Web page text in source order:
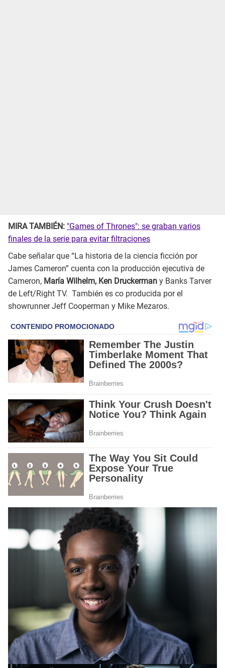
MIRA TAMBIÉN: "Games of Thrones": se graban varios
finales de la serie para evitar filtraciones
Cabe señalar que “La historia de la ciencia ficción por
James Cameron” cuenta con la producción ejecutiva de
Cameron, María Wilhelm, Ken Druckerman y Banks Tarver
de Left/Right TV. También es co producida por el
showrunner Jeff Cooperman y Mike Mezaros.